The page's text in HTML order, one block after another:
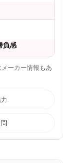
負感
ーカー情報もあ